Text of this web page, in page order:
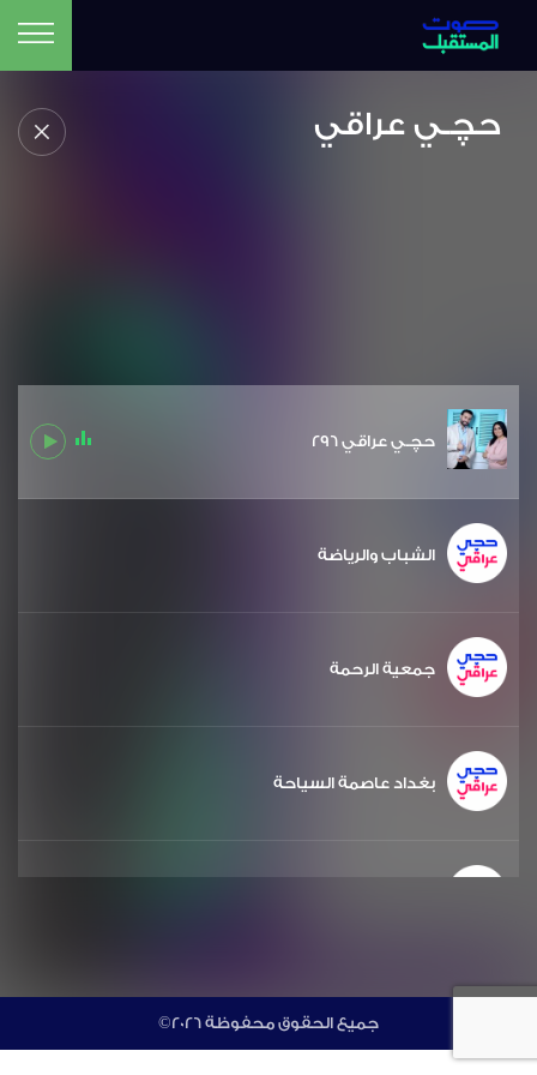
حچـي عراقي
حچـي عراقي 296
الشباب والرياضة
جمعية الرحمة
بغداد عاصمة السياحة
©جميع الحقوق محفوظة 2026